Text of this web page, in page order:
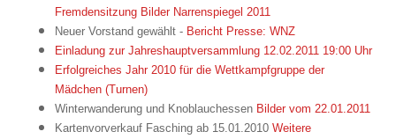
Fremdensitzung Bilder Narrenspiegel 2011
Neuer Vorstand gewählt - Bericht Presse: WNZ
Einladung zur Jahreshauptversammlung 12.02.2011 19:00 Uhr
Erfolgreiches Jahr 2010 für die Wettkampfgruppe der
Mädchen (Turnen)
Winterwanderung und Knoblauchessen Bilder vom 22.01.2011
Kartenvorverkauf Fasching ab 15.01.2010 Weitere